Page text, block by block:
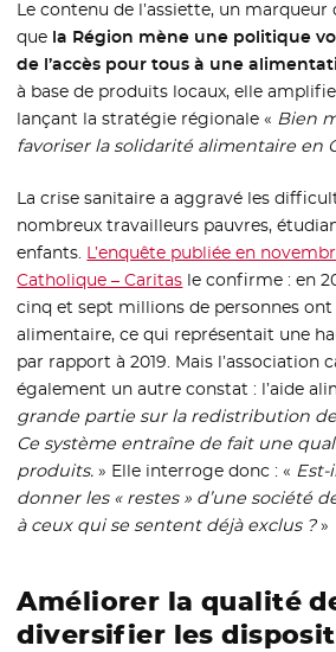
Le contenu de l’assiette, un marqueur
que la Région mène une politique
de l’accès pour tous à une
à base de produits locaux, elle
lançant la stratégie régionale « Bien
favoriser la solidarité alimentaire en
La crise sanitaire a aggravé les
nombreux travailleurs pauvres,
enfants. L’enquête publiée en
Catholique – Caritas - Nouvelle fenêtre
le confirme : en
cinq et sept millions de personnes ont
alimentaire, ce qui représentait une
par rapport à 2019. Mais l’association
également un autre constat : l’aide
grande partie sur la redistribution
Ce système entraîne de fait une
produits. » Elle interroge donc : « Est-
donner les « restes » d’une société
à ceux qui se sentent déjà exclus ?»
Améliorer la qualité
diversifier les